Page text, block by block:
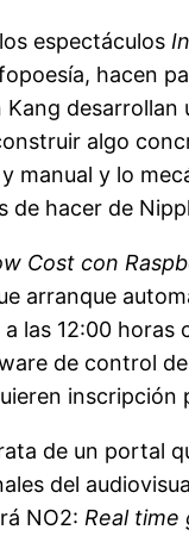
espectáculos
hacen
desarrollan
algo
manual y lo
de hacer de
Cost con
arranque
las 12:00 horas
de control
inscripción
de un portal
del
NO2: Real time